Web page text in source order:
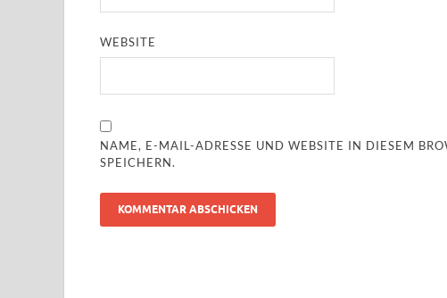
WEBSITE
NAME, E-MAIL-ADRESSE UND WEBSITE IN DIESEM
SPEICHERN.